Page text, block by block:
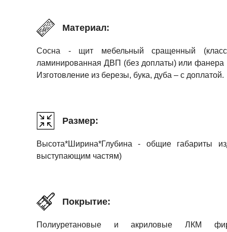
Материал:
Сосна - щит мебельный сращенный (класс
ламинированная ДВП (без доплаты) или фанера
Изготовление из березы, бука, дуба – с доплатой.
Размер:
Высота*Ширина*Глубина - общие габариты
выступающим частям)
Покрытие:
Полиуретановые и акриловые ЛКМ